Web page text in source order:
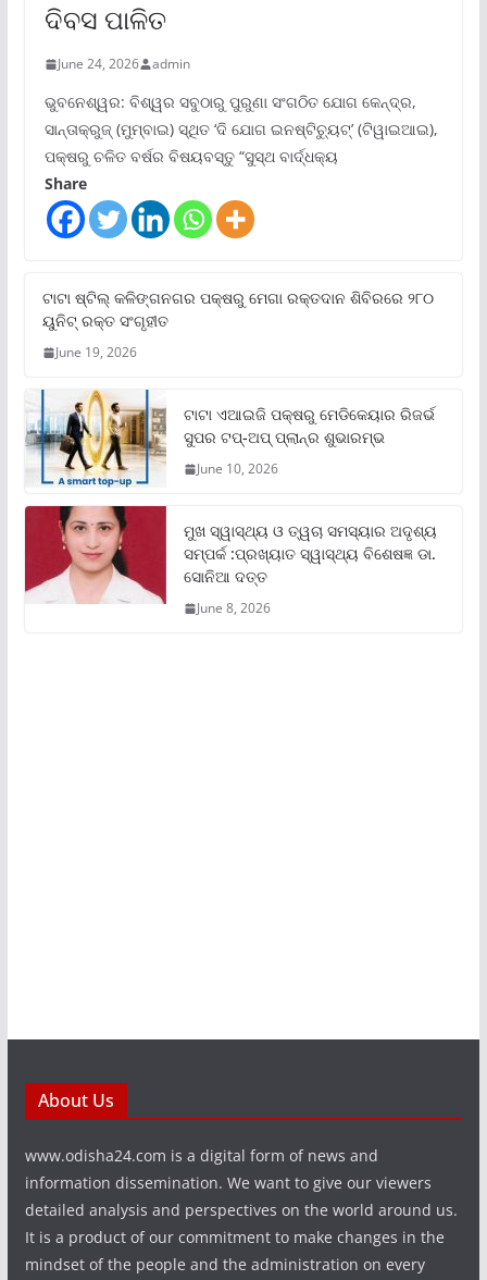
ଦିବସ ପାଳିତ
June 24, 2026 admin
ଭୁବନେଶ୍ୱର: ବିଶ୍ୱର ସବୁଠାରୁ ପୁରୁଣା ସଂଗଠିତ ଯୋଗ କେନ୍ଦ୍ର,
ସାନ୍ତାକ୍ରୁଜ୍ (ମୁମ୍ବାଇ) ସ୍ଥିତ ‘ଦି ଯୋଗ ଇନଷ୍ଟିଚ୍ୟୁଟ୍‌’ (ଟିୱାଇଆଇ),
ପକ୍ଷରୁ ଚଳିତ ବର୍ଷର ବିଷୟବସ୍ତୁ “ସୁସ୍ଥ ବାର୍ଦ୍ଧକ୍ୟ
Share
ଟାଟା ଷ୍ଟିଲ୍‌ କଳିଙ୍ଗନଗର ପକ୍ଷରୁ ମେଗା ରକ୍ତଦାନ ଶିବିରରେ ୨୮୦
ୟୁନିଟ୍‌ ରକ୍ତ ସଂଗୃହୀତ
June 19, 2026
ଟାଟା ଏଆଇଜି ପକ୍ଷରୁ ମେଡିକେୟାର ରିଜର୍ଭ
ସୁପର ଟପ୍‌-ଅପ୍ ପ୍ଲାନ୍‌ର ଶୁଭାରମ୍ଭ
June 10, 2026
ମୁଖ ସ୍ୱାସ୍ଥ୍ୟ ଓ ତ୍ୱଚା ସମସ୍ୟାର ଅଦୃଶ୍ୟ
ସମ୍ପର୍କ :ପ୍ରଖ୍ୟାତ ସ୍ୱାସ୍ଥ୍ୟ ବିଶେଷଜ୍ଞ ଡା.
ସୋନିଆ ଦତ୍ତ
June 8, 2026
About Us
www.odisha24.com is a digital form of news and
information dissemination. We want to give our viewers
detailed analysis and perspectives on the world around us.
It is a product of our commitment to make changes in the
mindset of the people and the administration on every